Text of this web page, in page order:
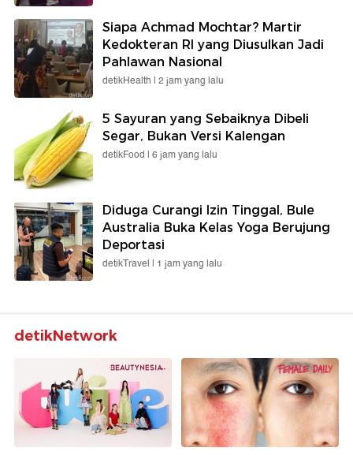
Siapa Achmad Mochtar? Martir
Kedokteran RI yang Diusulkan Jadi
Pahlawan Nasional
detikHealth | 2 jam yang lalu
5 Sayuran yang Sebaiknya Dibeli
Segar, Bukan Versi Kalengan
detikFood | 6 jam yang lalu
Diduga Curangi Izin Tinggal, Bule
Australia Buka Kelas Yoga Berujung
Deportasi
detikTravel | 1 jam yang lalu
detikNetwork